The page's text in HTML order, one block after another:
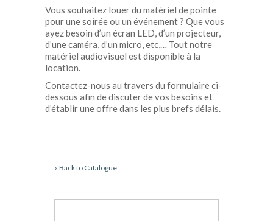
Vous souhaitez louer du matériel de pointe
pour une soirée ou un événement ? Que vous
ayez besoin d’un écran LED, d’un projecteur,
d’une caméra, d’un micro, etc,… Tout notre
matériel audiovisuel est disponible à la
location.
Contactez-nous au travers du formulaire ci-
dessous afin de discuter de vos besoins et
d’établir une offre dans les plus brefs délais.
« Back to Catalogue